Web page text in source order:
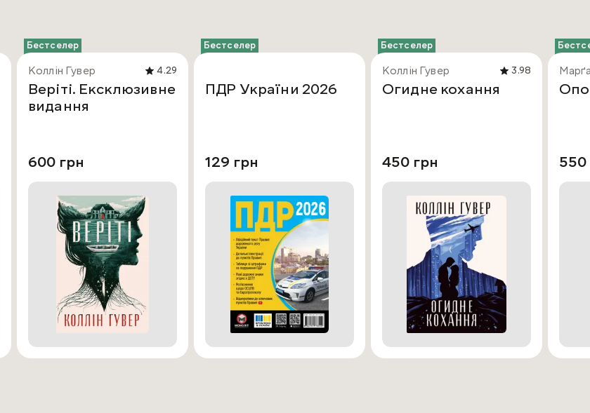
Бестселер
Коллін Гувер 4.29
Веріті. Ексклюзивне
видання
600 грн
Бестселер
ПДР України 2026
129 грн
Бестселер
Коллін Гувер 3.98
Огидне кохання
450 грн 550